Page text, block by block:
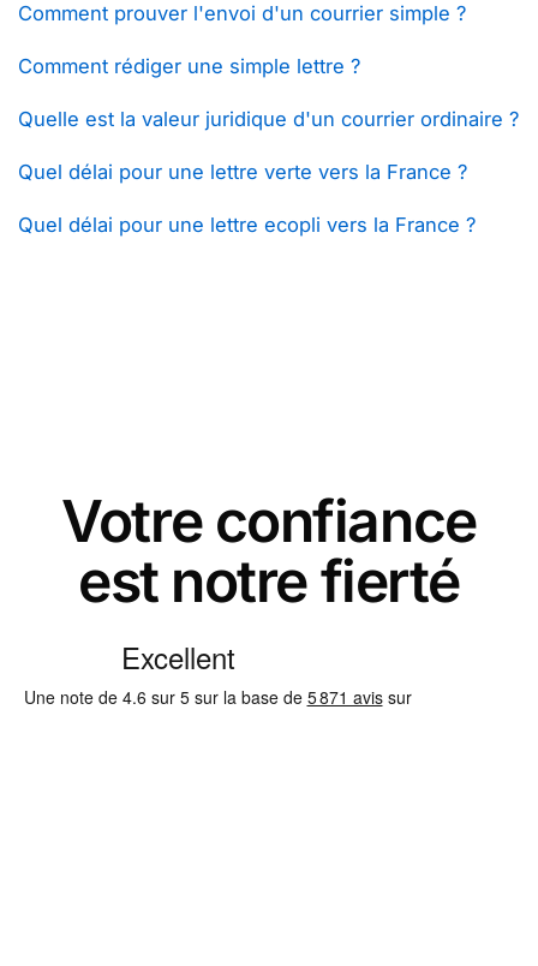
Comment prouver l'envoi d'un courrier simple ?
Comment rédiger une simple lettre ?
Quelle est la valeur juridique d'un courrier ordinaire ?
Quel délai pour une lettre verte vers la France ?
Quel délai pour une lettre ecopli vers la France ?
Votre confiance
est notre fierté